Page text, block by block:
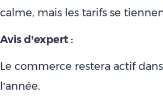
calme, mais les tarifs se
Avis d’expert :
Le commerce restera actif
l’année.